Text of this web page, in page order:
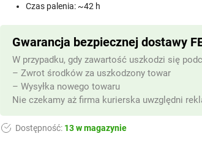
Czas palenia: ~42 h
Dostępność: 13 w magazynie
Gwarancja bezpiecznej dostawy
W przypadku, gdy zawartość uszkodzi się
– Zwrot środków za uszkodzony towar
– Wysyłka nowego towaru
Nie czekamy aż firma kurierska uwzględni